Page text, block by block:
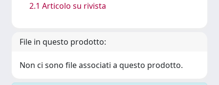
2.1 Articolo su rivista
File in questo prodotto:
Non ci sono file associati a questo prodotto.